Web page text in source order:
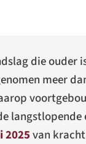
die ouder
meer
2025van